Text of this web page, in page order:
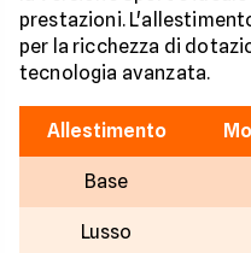
prestazioni.
per la ricchezza di
tecnologia avanzata.
Allestimento
Base
Lusso